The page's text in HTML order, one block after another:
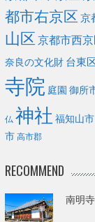
都市右京区 京
山区京都市西
奈良の文化財 台東
寺院 庭園 御所
仏 神社 福知山市
市 高市郡
RECOMMEND
南明寺